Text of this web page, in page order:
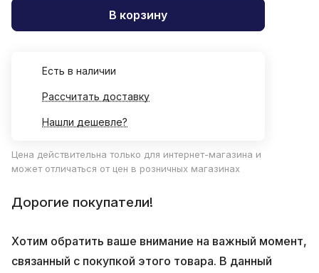
В корзину
Есть в наличии
Рассчитать доставку
Нашли дешевле?
Цена действительна только для интернет-магазина и
может отличаться от цен в розничных магазинах
Дорогие покупатели!
Хотим обратить ваше внимание на важный момент,
связанный с покупкой этого товара. В данный